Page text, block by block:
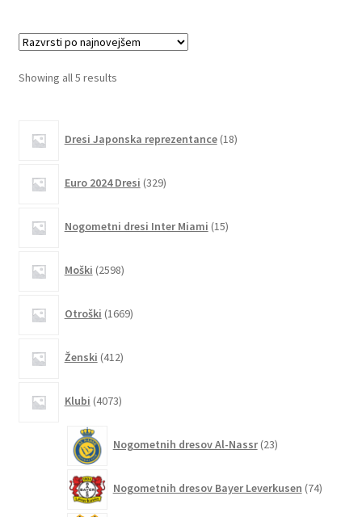
Showing all 5 resultsSorted
Dresi Japonska reprezentance 18izdelkov
Euro 2024 Dresi 329izdelkov
Nogometni dresi Inter Miami 15izdelkov
Moški 2598izdelkov
Otroški 1669izdelkov
Ženski 412izdelkov
Klubi 4073izdelkov
Nogometnih dresov Al-Nassr 23izdelkov
Nogometnih dresov Bayer Leverkusen 74izdelkov